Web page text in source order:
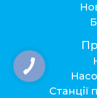
Станції
КНОПКА
ЗВ'ЯЗКУ